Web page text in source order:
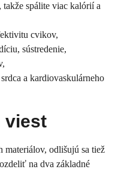
spálite viac kalórií a
cvikov,
sústredenie,
a kardiovaskulárneho
viest
materiálov, odlišujú sa tiež
na dva základné